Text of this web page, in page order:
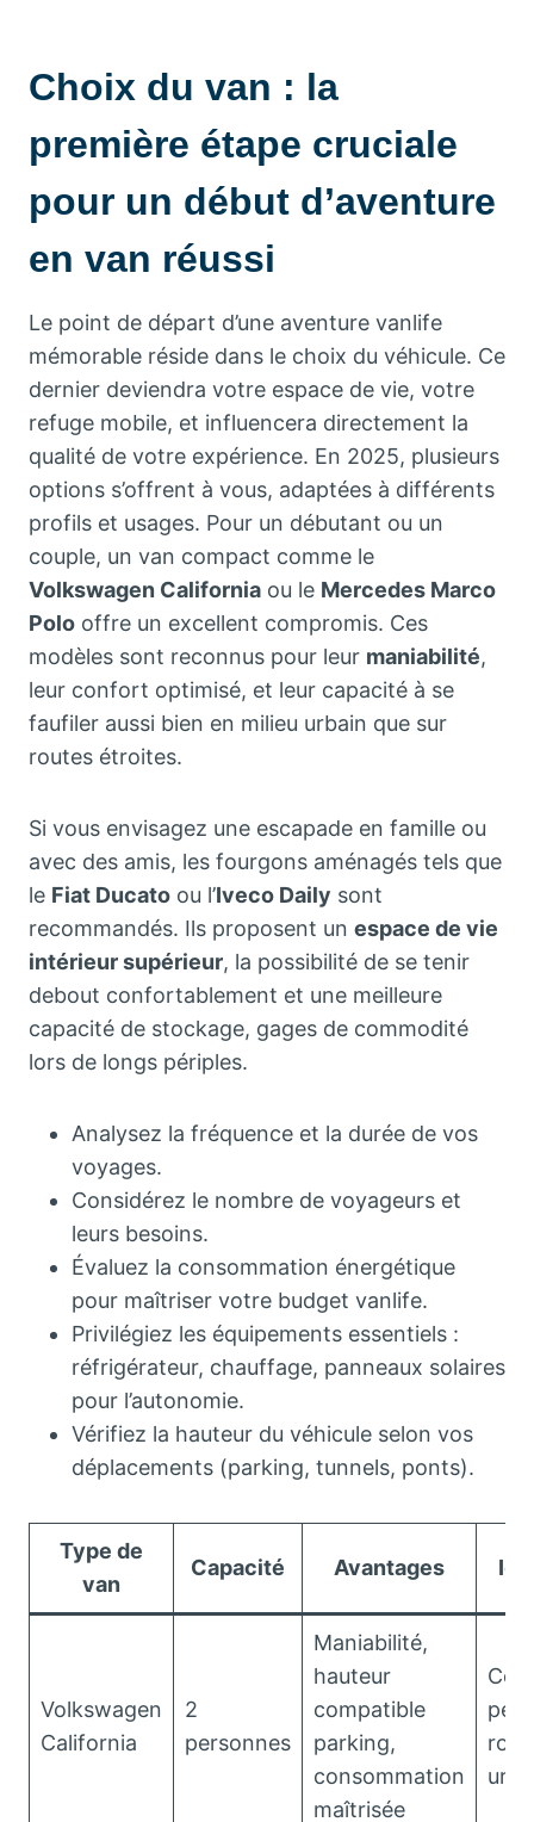
Choix du van : la
première étape cruciale
pour un début d’aventure
en van réussi
Le point de départ d’une aventure vanlife
mémorable réside dans le choix du véhicule. Ce
dernier deviendra votre espace de vie, votre
refuge mobile, et influencera directement la
qualité de votre expérience. En 2025, plusieurs
options s’offrent à vous, adaptées à différents
profils et usages. Pour un débutant ou un
couple, un van compact comme le
Volkswagen California ou le Mercedes Marco
Polo offre un excellent compromis. Ces
modèles sont reconnus pour leur maniabilité,
leur confort optimisé, et leur capacité à se
faufiler aussi bien en milieu urbain que sur
routes étroites.
Si vous envisagez une escapade en famille ou
avec des amis, les fourgons aménagés tels que
le Fiat Ducato ou l’Iveco Daily sont
recommandés. Ils proposent un espace de vie
intérieur supérieur, la possibilité de se tenir
debout confortablement et une meilleure
capacité de stockage, gages de commodité
lors de longs périples.
Analysez la fréquence et la durée de vos
voyages.
Considérez le nombre de voyageurs et
leurs besoins.
Évaluez la consommation énergétique
pour maîtriser votre budget vanlife.
Privilégiez les équipements essentiels :
réfrigérateur, chauffage, panneaux solaires
pour l’autonomie.
Vérifiez la hauteur du véhicule selon vos
déplacements (parking, tunnels, ponts).
Type de
van
Capacité Avantages
Volkswagen
California
2
personnes
Maniabilité,
hauteur
compatible
parking,
consommation
maîtrisée